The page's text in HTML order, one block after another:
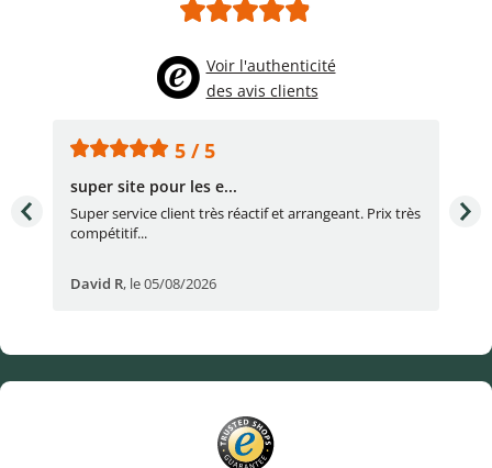
Voir l'authenticité
des avis clients
5 / 5
super site pour les e...
Super service client très réactif et arrangeant. Prix très
compétitif...
David R, le 05/08/2026